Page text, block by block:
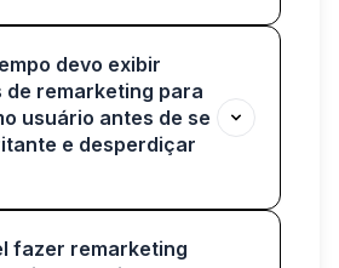
devo exibir
de remarketing para
usuário antes de se
e desperdiçar
fazer remarketing